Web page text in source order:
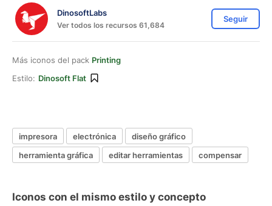
DinosoftLabs
Ver todos los recursos 61,684
Seguir
Más iconos del pack Printing
Estilo: Dinosoft Flat
impresora electrónica
diseño gráfico
herramienta gráfica
editar herramientas compensar
Iconos con el mismo estilo y concepto